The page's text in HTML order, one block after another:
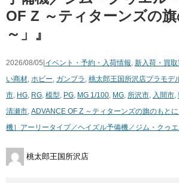
OF Z ～ティターンズの
～」』
2026/08/05| イベント・予約・入荷情報, 新入荷・買
い商材, ホビー, ガンプラ , 桃太郎王国所沢店プラモデ
市, HG, RG, 模型, PG, MG 1/100, MG, 所沢市, 入間市,
清瀬市, ADVANCE OF Z ～ティターンズの旗のもとに
機］アーリータイプ／ヘイズル予備機／ジム・クゥ
桃太郎王国所沢店